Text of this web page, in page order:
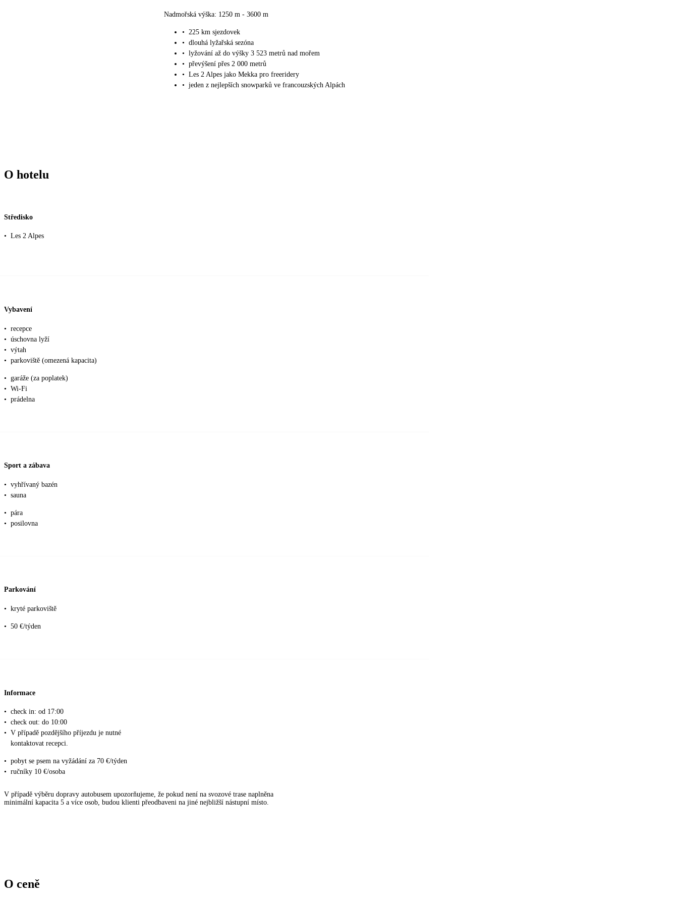
Nadmořská výška: 1250 m - 3600 m
• 225 km sjezdovek
• dlouhá lyžařská sezóna
• lyžování až do výšky 3 523 metrů nad mořem
• převýšení přes 2 000 metrů
• Les 2 Alpes jako Mekka pro freeridery
• jeden z nejlepších snowparků ve francouzských Alpách
O hotelu
Středisko
• Les 2 Alpes
Vybavení
• recepce
• úschovna lyží
• výtah
• parkoviště (omezená kapacita)
• garáže (za poplatek)
• Wi-Fi
• prádelna
Sport a zábava
• vyhřívaný bazén
• sauna
• pára
• posilovna
Parkování
• kryté parkoviště
• 50 €/týden
Informace
• check in: od 17:00
• check out: do 10:00
• V případě pozdějšího příjezdu je nutné
kontaktovat recepci.
• pobyt se psem na vyžádání za 70 €/týden
• ručníky 10 €/osoba
V případě výběru dopravy autobusem upozorňujeme, že pokud není na svozové trase naplněna
minimální kapacita 5 a více osob, budou klienti přeodbaveni na jiné nejbližší nástupní místo.
O ceně